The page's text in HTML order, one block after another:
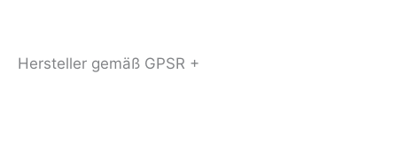
Hersteller gemäß GPSR +